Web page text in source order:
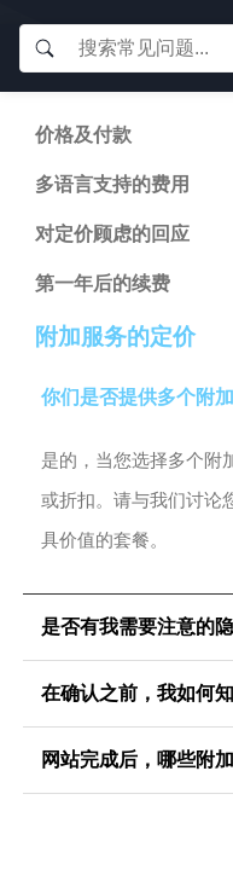
价格及付款
多语言支持的费用
对定价顾虑的回应
第一年后的续费
附加服务的定价
你们是否提供多个附
是的，当您选择多个附
或折扣。请与我们讨论
具价值的套餐。
是否有我需要注意的
在确认之前，我如何
网站完成后，哪些附